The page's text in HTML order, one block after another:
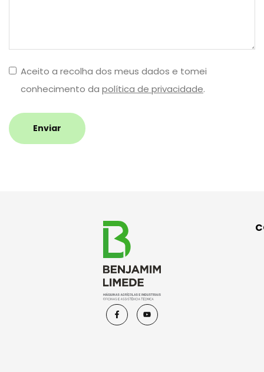
Aceito a recolha dos meus dados e tomei
conhecimento da política de privacidade.
Enviar